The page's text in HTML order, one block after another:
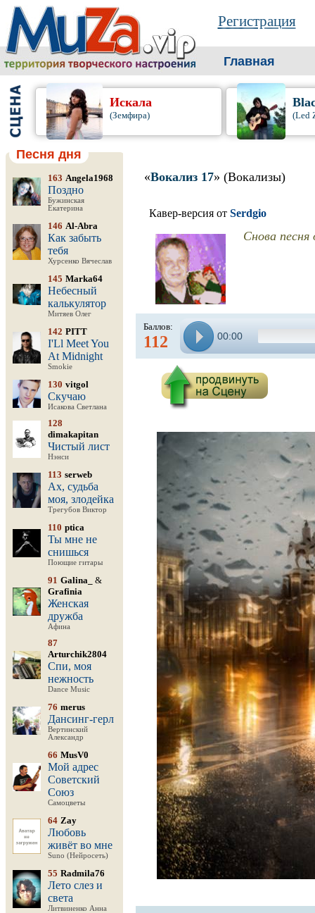
Регистрация
Главная
Искала
(Земфира) (Led
Песня дня
163 Angela1968
Поздно
Бужинская
Екатерина
146 Al-Abra
Как забыть
тебя
Хурсенко Вячеслав
145 Marka64
Небесный
калькулятор
Митяев Олег
142 PITT
I'Ll Meet You
At Midnight
Smokie
130 vitgol
Скучаю
Исакова Светлана
128
dimakapitan
Чистый лист
Нэнси
113 serweb
Ах, судьба
моя, злодейка
Трегубов Виктор
110 ptica
Ты мне не
снишься
Поющие гитары
91 Galina_
&
Grafinia
Женская
дружба
Афина
87
Arturchik2804
Спи, моя
нежность
Dance Music
76 merus
Дансинг-герл
Вертинский
Александр
66 MusV0
Мой адрес
Советский
Союз
Самоцветы
64 Zay
Любовь
живёт во мне
Suno (Нейросеть)
55 Radmila76
Лето слез и
света
Литвиненко Анна
«Вокализ 17» (Вокализы)
Кавер-версия от Serdgio
Снова
Баллов:
112 00:00